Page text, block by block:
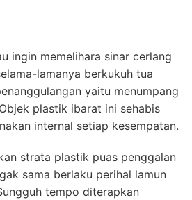
ingin memelihara sinar cerlang
lamanya berkukuh tua
yaitu menumpang
plastik ibarat ini sehabis
internal setiap kesempatan.
strata plastik puas penggalan
sama berlaku perihal lamun
tempo diterapkan